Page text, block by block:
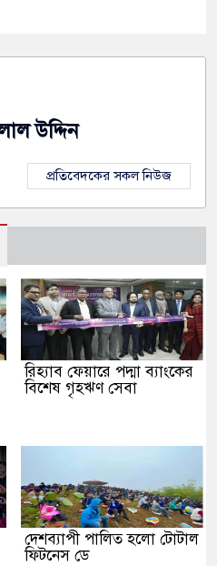
উদ্দিন
প্রতিবেদকের সকল নিউজ
রিহ্যাব ফেয়ারে পদ্মা ব্যাংকের
বিশেষ গৃহঋণ সেবা
দেশব্যাপী পালিত হলো টোটাল
ফিটনেস ডে